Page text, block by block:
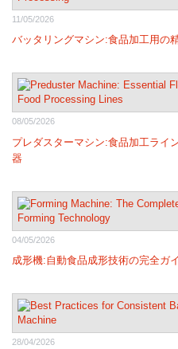
11/05/2026
バッタリングマシン:食品加工用の
08/05/2026
プレダスターマシン:食品加工ライ
器
04/05/2026
成形機:自動食品成形技術の完全ガ
28/04/2026